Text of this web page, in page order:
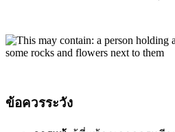
ข้อควรระวัง